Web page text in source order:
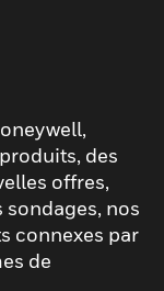
des
offres,
sondages, nos
connexes par
de